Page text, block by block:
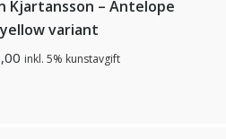
Kjartansson – Antelope
variant
inkl. 5% kunstavgift